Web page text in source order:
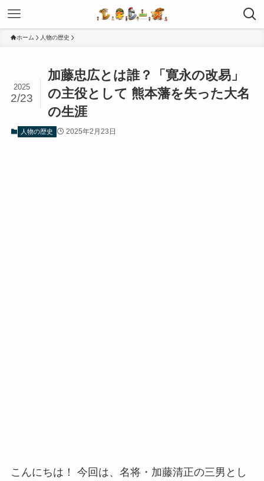
ホーム 人物の歴史
加藤忠広とは誰？「寛永の改易」
の主役として 熊本藩を失った大名
の生涯
2025
2/23
人物の歴史 2025年2月23日
こんにちは！ 今回は、名将・加藤清正の三男とし